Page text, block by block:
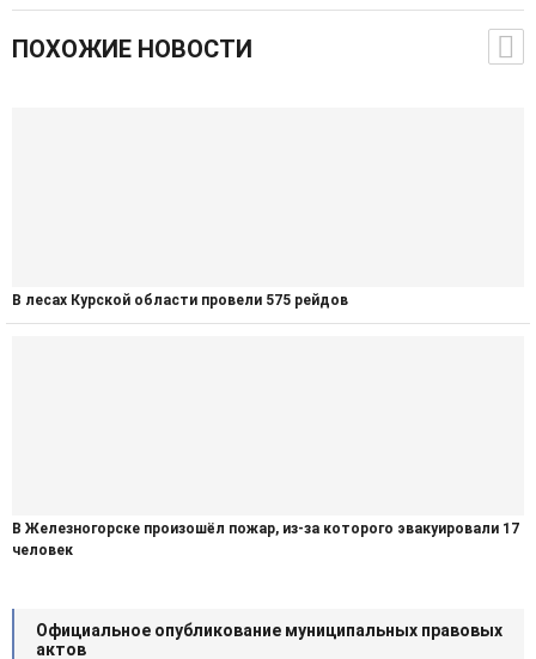
ПОХОЖИЕ НОВОСТИ
В лесах Курской области провели 575 рейдов
В Железногорске произошёл пожар, из-за которого эвакуировали 17
человек
Официальное опубликование муниципальных правовых
актов